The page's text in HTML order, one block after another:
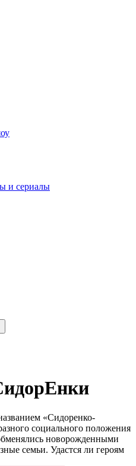
и сериалы
«Сидоренко-
социального положения
новорожденными
семьи. Удастся ли героям